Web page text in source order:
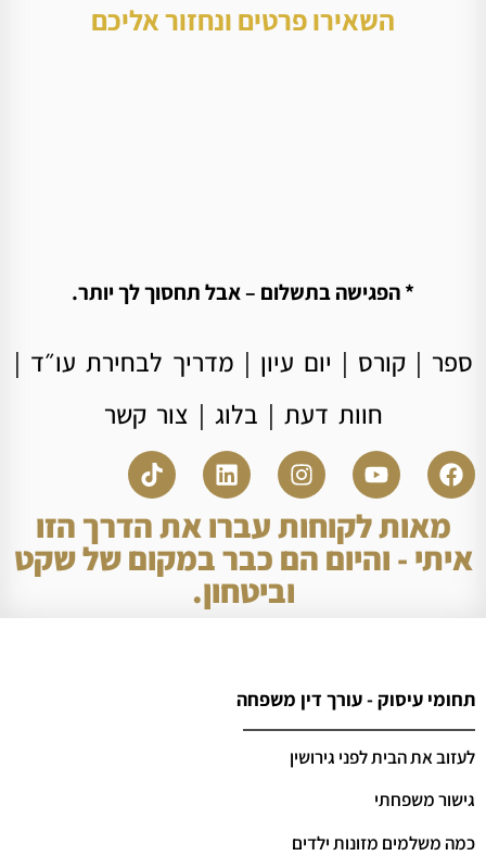
השאירו פרטים ונחזור אליכם
* הפגישה בתשלום – אבל תחסוך לך יותר.
ספר |קורס | יום עיון | מדריך לבחירת עו״ד |
חוות דעת | בלוג | צור קשר
מאות לקוחות עברו את הדרך הזו
איתי - והיום הם כבר במקום של שקט
וביטחון.
תחומי עיסוק - עורך דין משפחה
לעזוב את הבית לפני גירושין
גישור משפחתי
כמה משלמים מזונות ילדים